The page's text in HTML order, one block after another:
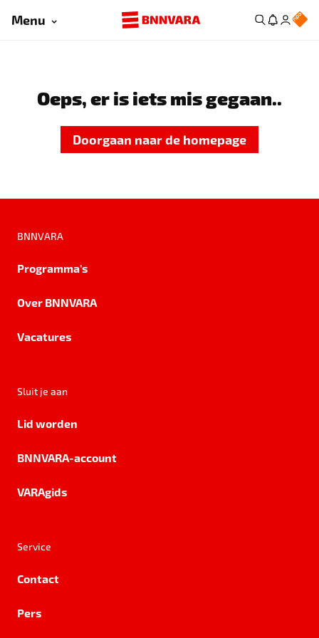
Menu
Oeps, er is iets mis gegaan..
Doorgaan naar de homepage
BNNVARA
Programma's
Over BNNVARA
Vacatures
Sluit je aan
Lid worden
BNNVARA-account
VARAgids
Service
Contact
Pers